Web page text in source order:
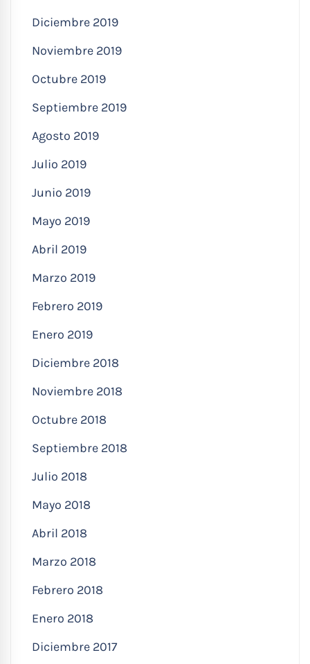
Diciembre 2019
Noviembre 2019
Octubre 2019
Septiembre 2019
Agosto 2019
Julio 2019
Junio 2019
Mayo 2019
Abril 2019
Marzo 2019
Febrero 2019
Enero 2019
Diciembre 2018
Noviembre 2018
Octubre 2018
Septiembre 2018
Julio 2018
Mayo 2018
Abril 2018
Marzo 2018
Febrero 2018
Enero 2018
Diciembre 2017